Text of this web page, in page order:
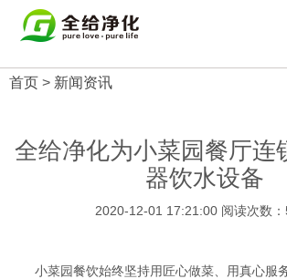
首页 > 新闻资讯
全给净化为小菜园餐厅连
器饮水设备
2020-12-01 17:21:00 阅读次数：
小菜园餐饮始终坚持用匠心做菜、用真心服